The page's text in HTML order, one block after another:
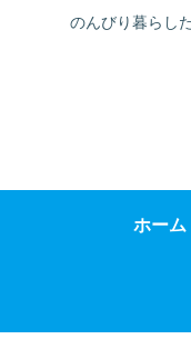
のんびり暮らし
ホーム